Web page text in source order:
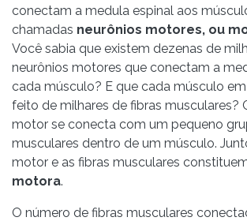
conectam a medula espinal aos
chamadas neurônios motores, ou
Você sabia que existem dezenas de
neurônios motores que conectam a
cada músculo? E que cada músculo
feito de milhares de fibras musculares?
motor se conecta com um pequeno
musculares dentro de um músculo.
motor e as fibras musculares
motora.
O número de fibras musculares